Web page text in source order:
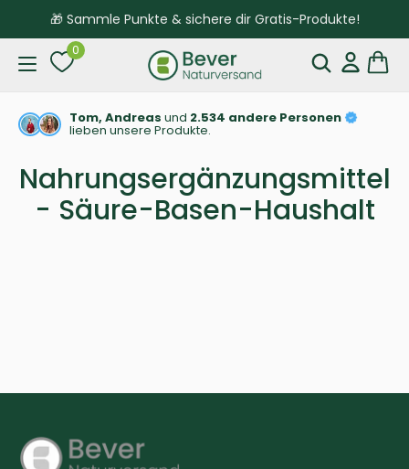
🎁 Sammle Punkte & sichere dir Gratis-Produkte!
0
Tom, Andreas und 2.534 andere Personen
lieben unsere Produkte.
Nahrungsergänzungsmittel
- Säure-Basen-Haushalt